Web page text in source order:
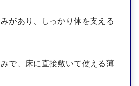
があり、しっかり体を支える
で、床に直接敷いて使える薄